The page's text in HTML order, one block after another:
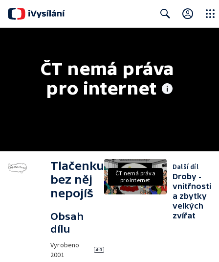
ČT nemá práva
pro internet
Tlačenku
bez něj
nepojíš
Obsah
dílu
Vyrobeno
2001
ČT nemá práva
pro internet
Další díl
Droby -
vnitřnosti
a zbytky
velkých
zvířat